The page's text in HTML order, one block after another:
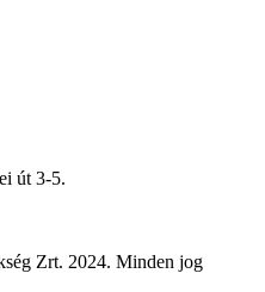
út 3-5.
Zrt. 2024. Minden jog